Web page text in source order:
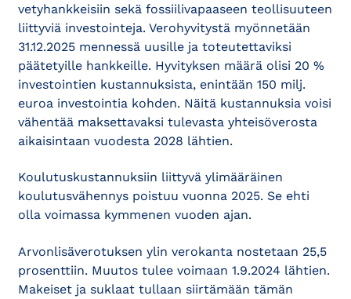
vetyhankkeisiin sekä fossiilivapaaseen teollisuuteen
liittyviä investointeja. Verohyvitystä myönnetään
31.12.2025 mennessä uusille ja toteutettaviksi
päätetyille hankkeille. Hyvityksen määrä olisi 20 %
investointien kustannuksista, enintään 150 milj.
euroa investointia kohden. Näitä kustannuksia voisi
vähentää maksettavaksi tulevasta yhteisöverosta
aikaisintaan vuodesta 2028 lähtien.
Koulutuskustannuksiin liittyvä ylimääräinen
koulutusvähennys poistuu vuonna 2025. Se ehti
olla voimassa kymmenen vuoden ajan.
Arvonlisäverotuksen ylin verokanta nostetaan 25,5
prosenttiin. Muutos tulee voimaan 1.9.2024 lähtien.
Makeiset ja suklaat tullaan siirtämään tämän